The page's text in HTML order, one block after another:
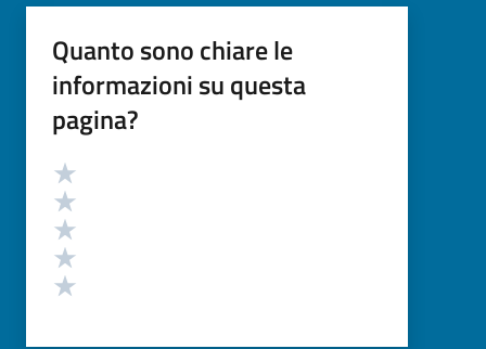
Quanto sono chiare le
informazioni su questa
pagina?
Valutazione